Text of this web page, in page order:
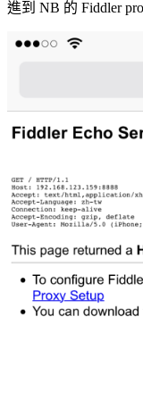
進到 NB 的 Fiddler